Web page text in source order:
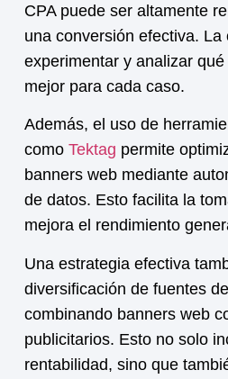
CPA puede ser altamente
una conversión efectiva. La
experimentar y analizar
mejor para cada caso.
Además, el uso de
como Tektag permite
banners web mediante
de datos. Esto facilita la
mejora el rendimiento
Una estrategia efectiva
diversificación de fuentes
combinando banners web
publicitarios. Esto no solo
rentabilidad, sino que